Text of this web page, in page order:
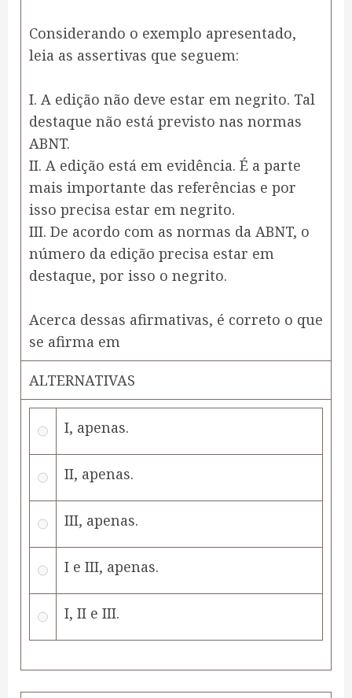
Considerando o exemplo apresentado,
leia as assertivas que seguem:
I. A edição não deve estar em negrito. Tal
destaque não está previsto nas normas
ABNT.
II. A edição está em evidência. É a parte
mais importante das referências e por
isso precisa estar em negrito.
III. De acordo com as normas da ABNT, o
número da edição precisa estar em
destaque, por isso o negrito.
Acerca dessas afirmativas, é correto o que
se afirma em
ALTERNATIVAS
I, apenas.
II, apenas.
III, apenas.
I e III, apenas.
I, II e III.